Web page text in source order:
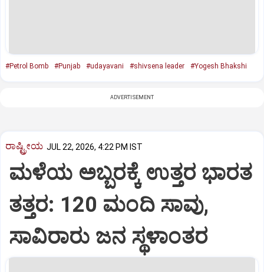
#Petrol Bomb #Punjab #udayavani #shivsena leader #Yogesh Bhakshi
ADVERTISEMENT
ರಾಷ್ಟ್ರೀಯ JUL 22, 2026, 4:22 PM IST
ಮಳೆಯ ಅಬ್ಬರಕ್ಕೆ ಉತ್ತರ ಭಾರತ
ತತ್ತರ: 120 ಮಂದಿ ಸಾವು,
ಸಾವಿರಾರು ಜನ ಸ್ಥಳಾಂತರ